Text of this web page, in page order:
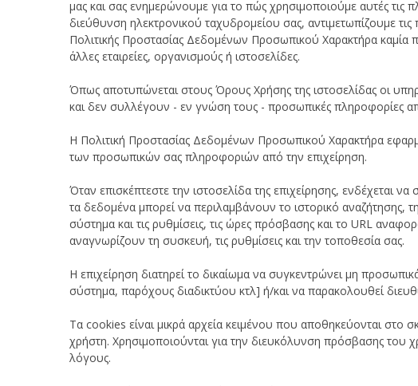
μας και σας ενημερώνουμε για το πώς χρησιμοποιούμε αυτές
διεύθυνση ηλεκτρονικού ταχυδρομείου σας, αντιμετωπίζουμε
Πολιτικής Προστασίας Δεδομένων Προσωπικού Χαρακτήρα καμία
άλλες εταιρείες, οργανισμούς ή ιστοσελίδες.
Όπως αποτυπώνεται στους Όρους Χρήσης της ιστοσελίδας οι
και δεν συλλέγουν - εν γνώση τους - προσωπικές πληροφορίες
Η Πολιτική Προστασίας Δεδομένων Προσωπικού Χαρακτήρα
των προσωπικών σας πληροφοριών από την επιχείρηση.
Όταν επισκέπτεστε την ιστοσελίδα της επιχείρησης,
τα δεδομένα μπορεί να περιλαμβάνουν το ιστορικό
σύστημα και τις ρυθμίσεις, τις ώρες πρόσβασης και το URL
αναγνωρίζουν τη συσκευή, τις ρυθμίσεις και την τοποθεσία σας.
Η επιχείρηση διατηρεί το δικαίωμα να συγκεντρώνει μη
σύστημα, παρόχους διαδικτύου κτλ] ή/και να παρακολουθεί
Τα cookies είναι μικρά αρχεία κειμένου που αποθηκεύονται
χρήστη. Χρησιμοποιούνται για την διευκόλυνση πρόσβασης του
λόγους.